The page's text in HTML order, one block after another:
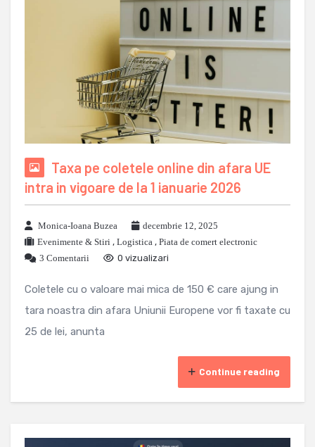
Taxa pe coletele online din afara UE
intra in vigoare de la 1 ianuarie 2026
Monica-Ioana Buzea
decembrie 12, 2025
Evenimente & Stiri , Logistica , Piata de comert electronic
3 Comentarii
0 vizualizari
Coletele cu o valoare mai mica de 150 € care ajung in
tara noastra din afara Uniunii Europene vor fi taxate cu
25 de lei, anunta
Continue reading